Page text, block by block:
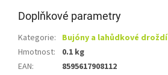
Doplňkové parametry
Kategorie: Bujóny a lahůdkové droždí
Hmotnost:
0.1 kg
EAN: 8595617908112